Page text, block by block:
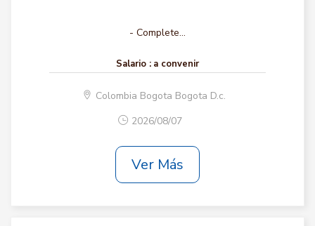
- Complete...
Salario : a convenir
Colombia Bogota Bogota D.c.
2026/08/07
Ver Más